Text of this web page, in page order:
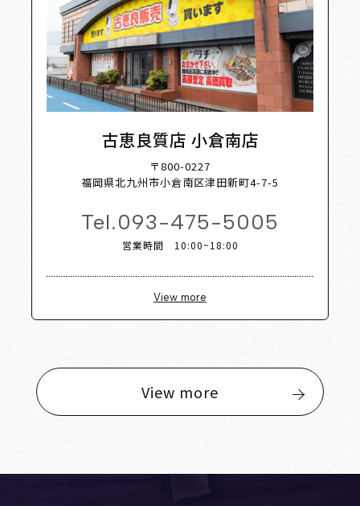
古恵良質店 小倉南店
〒800-0227
福岡県北九州市小倉南区津田新町4-7-5
Tel.093-475-5005
営業時間 10:00~18:00
View more
View more